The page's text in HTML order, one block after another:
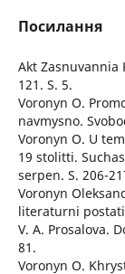
Посилання
Akt Zasnuvannia
121. S. 5.
Voronyn O.
navmysno.
Voronyn O. U
19 stolitti.
serpen. S. 206-
Voronyn
literaturni
V. A. Prosalova.
81.
Voronyn O.